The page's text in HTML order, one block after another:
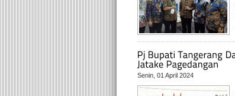
Senin, 01 April 2024